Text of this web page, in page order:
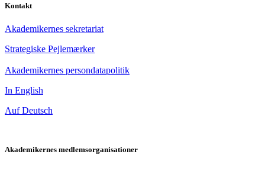
Kontakt
Akademikernes sekretariat
Strategiske Pejlemærker
Akademikernes persondatapolitik
In English
Auf Deutsch
Akademikernes medlemsorganisationer